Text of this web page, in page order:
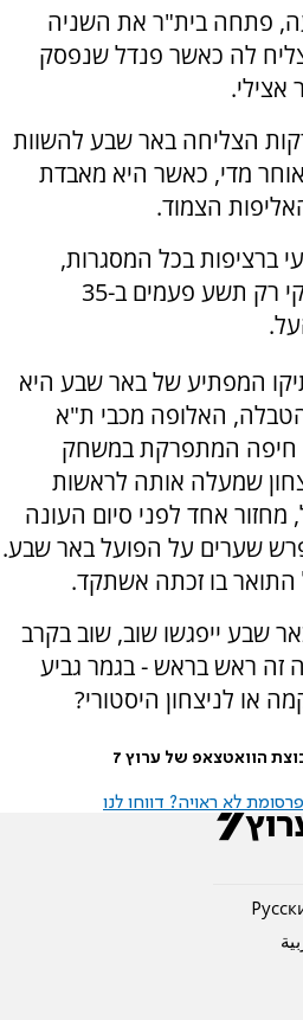
פתחה בית"ר את השניה
ה-62 זה הצליח לה כאשר פנדל שנפסק
אצילי.
הזמן בת ה-11 דקות הצליחה באר שבע להשוות
מדי, כאשר היא מאבדת
הצמוד.
ברציפות בכל המסגרות,
כשהיא שמרה על שער נקי רק תשע פעמים ב-35
המפתיע של באר שבע היא
האלופה מכבי ת"א
חיפה המתפרקת במשחק
בתוצאה 3:0, ניצחון שמעלה אותה לראשות
אחד לפני סיום העונה
נקודות והפרש שערים על הפועל באר שבע.
בו זכתה אשתקד.
שבע ייפגשו שוב, שוב בקרב
זה ראש בראש - בגמר גביע
או לניצחון היסטורי?
הוואטצאפ של ערוץ 7
לא ראויה? דווחו לנו